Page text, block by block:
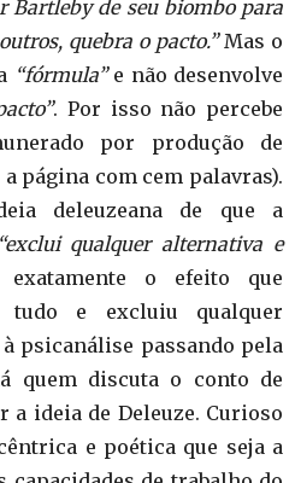
Bartleby de seu biombo para
quebra o pacto.”Mas o
“fórmula”e não desenvolve
. Por isso não percebe
por produção de
página com cem palavras).
deleuzeana de que a
“exclui qualquer alternativa e
o efeito que
tudo e excluiu qualquer
psicanálise passando pela
quem discuta o conto de
ideia de Deleuze. Curioso
e poética que seja a